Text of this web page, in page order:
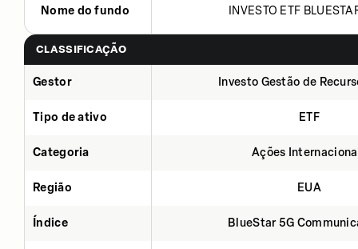
Nome do fundo INVESTO ETF
CLASSIFICAÇÃO
Gestor Investo Gestão de
Tipo de ativo ETF
Categoria Ações
Região EUA
Índice BlueStar 5G